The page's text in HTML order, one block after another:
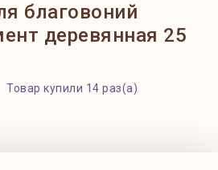
благовоний
деревянная 25
Товар купили 14 раз(а)